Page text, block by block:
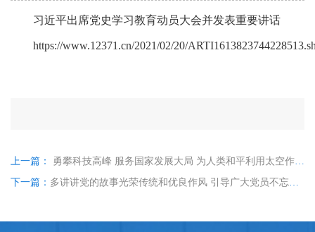
习近平出席党史学习教育动员大会并发表重要讲话
https://www.12371.cn/2021/02/20/
上一篇：
勇攀科技高峰 服务国家发展大局 为人类和平利用太空作出新的更大贡献
下一篇： 多讲讲党的故事光荣传统和优良作风 引导广大党员不忘初心牢记使命坚定信仰勇勇敢斗争，为新时代全面建设社会主义现代化国家而不懈奋斗